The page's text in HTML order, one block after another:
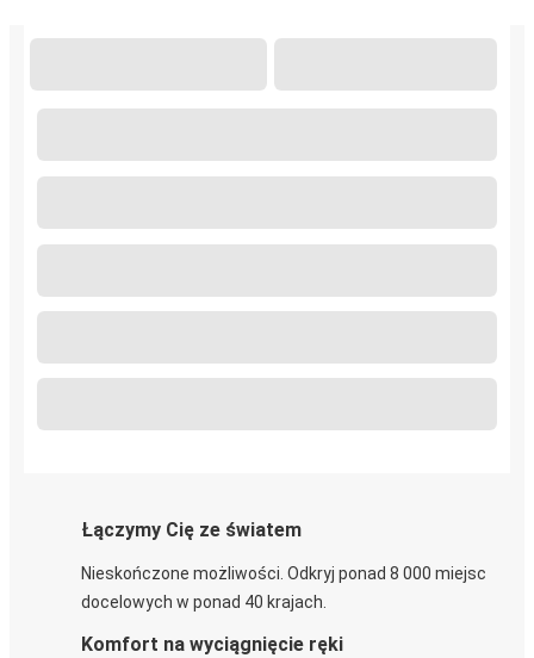
Łączymy Cię ze światem
Nieskończone możliwości. Odkryj ponad 8 000 miejsc
docelowych w ponad 40 krajach.
Komfort na wyciągnięcie ręki